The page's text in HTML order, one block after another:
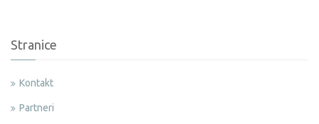
Stranice
Kontakt
Partneri